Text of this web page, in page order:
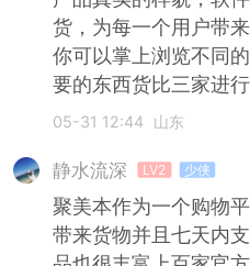
货，为每一个用户带
你可以掌上浏览不同
要的东西货比三家进
05-31 12:44 山东
静水流深 LV2 少侠
聚美本作为一个购物
带来货物并且七天内